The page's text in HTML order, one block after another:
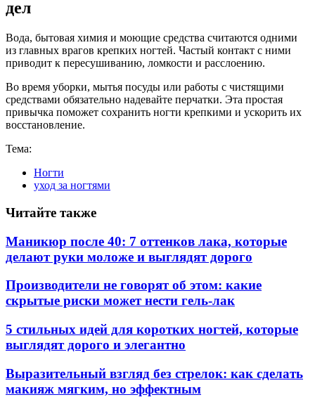
дел
Вода, бытовая химия и моющие средства считаются одними
из главных врагов крепких ногтей. Частый контакт с ними
приводит к пересушиванию, ломкости и расслоению.
Во время уборки, мытья посуды или работы с чистящими
средствами обязательно надевайте перчатки. Эта простая
привычка поможет сохранить ногти крепкими и ускорить их
восстановление.
Тема:
Ногти
уход за ногтями
Читайте также
Маникюр после 40: 7 оттенков лака, которые
делают руки моложе и выглядят дорого
Производители не говорят об этом: какие
скрытые риски может нести гель-лак
5 стильных идей для коротких ногтей, которые
выглядят дорого и элегантно
Выразительный взгляд без стрелок: как сделать
макияж мягким, но эффектным